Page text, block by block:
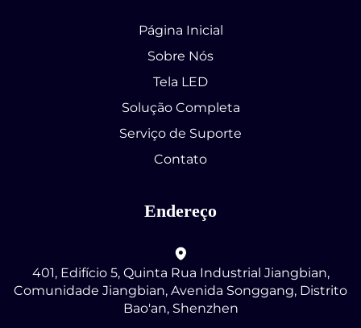
Página Inicial
Sobre Nós
Tela LED
Solução Completa
Serviço de Suporte
Contato
Endereço
401, Edifício 5, Quinta Rua Industrial Jiangbian,
Comunidade Jiangbian, Avenida Songgang, Distrito
Bao'an, Shenzhen